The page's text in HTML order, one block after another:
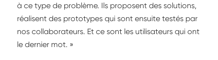
à ce type de problème. Ils proposent des solutions,
réalisent des prototypes qui sont ensuite testés par
nos collaborateurs. Et ce sont les utilisateurs qui ont
le dernier mot. »